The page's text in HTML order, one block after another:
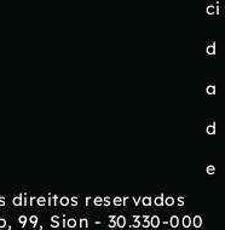
ci
d
a
d
e
direitos reservados
99, Sion - 30.330-000